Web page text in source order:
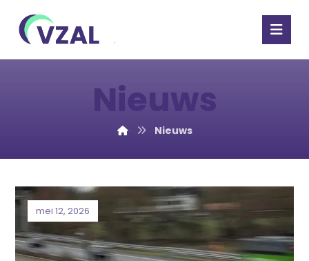
Nieuws
Nieuws
mei 12, 2026